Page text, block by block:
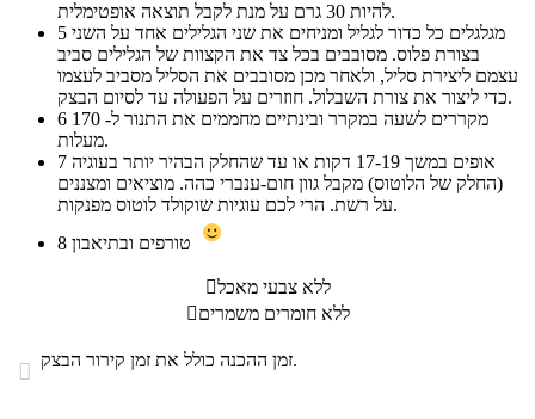
להיות 30 גרם על מנת לקבל תוצאה אופטימלית.
5
בצורת פלוס. מסובבים בכל צד את הקצוות של הגלילים סביב
עצמם ליצירת סליל, ולאחר מכן מסובבים את הסליל מסביב לעצמו
כדי ליצור את צורת השבלול. חוזרים על הפעולה עד לסיום הבצק.
6
מעלות.
7
(החלק של הלוטוס) מקבל גוון חום-ענברי כהה. מוציאים ומצננים
על רשת. הרי לכם עוגיות שוקולד לוטוס מפנקות.
8
ללא צבעי מאכל
ללא חומרים משמרים
 זמן ההכנה כולל את זמן קירור הבצק.